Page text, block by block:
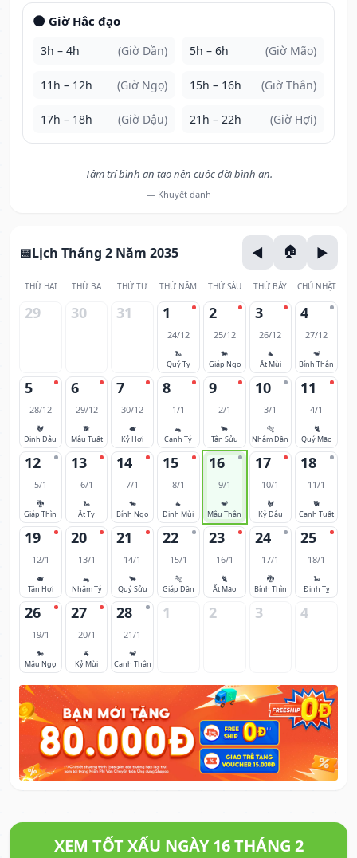
🌑 Giờ Hắc đạo
3h – 4h (Giờ Dần) 5h – 6h (Giờ Mão)
11h – 12h (Giờ Ngọ) 15h – 16h (Giờ Thân)
17h – 18h (Giờ Dậu) 21h – 22h (Giờ Hợi)
Tâm trí bình an tạo nên cuộc đời bình an.
— Khuyết danh
Lịch Tháng 2 Năm 2035
THỨ HAI THỨ BA THỨ TƯ THỨ NĂM THỨ SÁU THỨ BẢY CHỦ NHẬT
29 30 31 1
24/12
🐍
Quý Tỵ
2
25/12
🐎
Giáp Ngọ
3
26/12
🐐
Ất Mùi
4
27/12
🐒
Bính Thân
5
28/12
🐓
Đinh Dậu
6
29/12
🐕
Mậu Tuất
7
30/12
🐖
Kỷ Hợi
8
1/1
🐀
Canh Tý
9
2/1
🐂
Tân Sửu
10
3/1
🐅
Nhâm Dần
11
4/1
🐈
Quý Mão
12
5/1
🐉
Giáp Thìn
13
6/1
🐍
Ất Tỵ
14
7/1
🐎
Bính Ngọ
15
8/1
🐐
Đinh Mùi
16
9/1
🐒
Mậu Thân
17
10/1
🐓
Kỷ Dậu
18
11/1
🐕
Canh Tuất
19
12/1
🐖
Tân Hợi
20
13/1
🐀
Nhâm Tý
21
14/1
🐂
Quý Sửu
22
15/1
🐅
Giáp Dần
23
16/1
🐈
Ất Mão
24
17/1
🐉
Bính Thìn
25
18/1
🐍
Đinh Tỵ
26
19/1
🐎
Mậu Ngọ
27
20/1
🐐
Kỷ Mùi
28
21/1
🐒
Canh Thân
1 2 3 4
XEM TỐT XẤU NGÀY 16 THÁNG 2